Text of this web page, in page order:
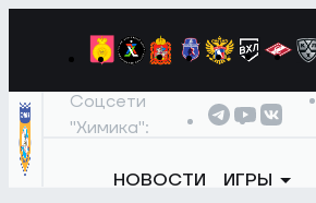
Соцсети
"Химика":
НОВОСТИ ИГРЫ